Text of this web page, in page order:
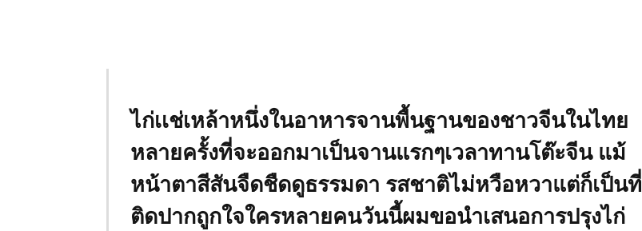
ไก่เเช่เหล้าหนึ่งในอาหารจานพื้นฐานของชาวจีนในไทย
หลายครั้งที่จะออกมาเป็นจานแรกๆเวลาทานโต๊ะจีน แม้
หน้าตาสีสันจืดชืดดูธรรมดา รสชาติไม่หวือหวาแต่ก็เป็นที่
ติดปากถูกใจใครหลายคนวันนี้ผมขอนำเสนอการปรุงไก่